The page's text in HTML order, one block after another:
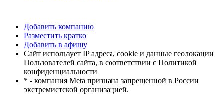
Добавить компанию
Разместить кратко
Добавить в афишу
Сайт использует IP адреса, cookie и данные геолокации
Пользователей сайта, в соответствии с Политикой
конфиденциальности
* - компания Meta признана запрещенной в России
экстремистской организацией.